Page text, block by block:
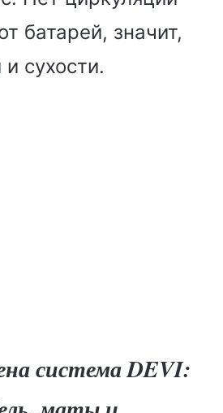
батарей, значит,
сухости.
система DEVI: